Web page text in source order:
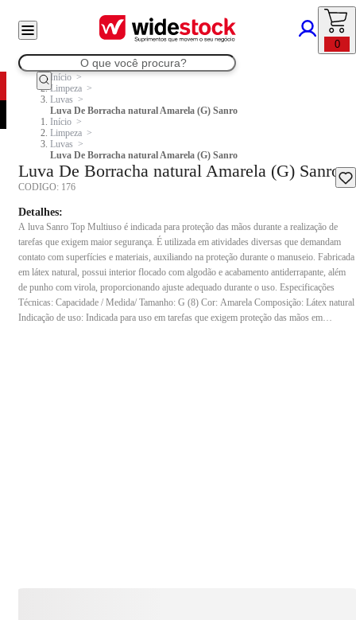
0
Início
Limpeza
Luvas
Luva De Borracha natural Amarela (G) Sanro
Início
Limpeza
Luvas
Luva De Borracha natural Amarela (G) Sanro
Luva De Borracha natural Amarela (G) Sanro
CODIGO: 176
Detalhes:
A luva Sanro Top Multiuso é indicada para proteção das mãos durante a realização de
tarefas que exigem maior segurança. É utilizada em atividades diversas que demandam
contato com superfícies e materiais, auxiliando na proteção durante o manuseio. Fabricada
em látex natural, possui interior flocado com algodão e acabamento antiderrapante, além
de punho com virola, proporcionando ajuste adequado durante o uso. Especificações
Técnicas: Capacidade / Medida/ Tamanho: G (8) Cor: Amarela Composição: Látex natural
Indicação de uso: Indicada para uso em tarefas que exigem proteção das mãos em